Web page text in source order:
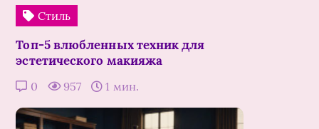
Стиль
Топ-5 влюбленных техник для
эстетического макияжа
0 957 1 мин.